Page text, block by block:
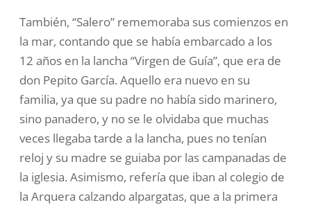
También, “Salero” rememoraba sus comienzos en
la mar, contando que se había embarcado a los
12 años en la lancha “Virgen de Guía”, que era de
don Pepito García. Aquello era nuevo en su
familia, ya que su padre no había sido marinero,
sino panadero, y no se le olvidaba que muchas
veces llegaba tarde a la lancha, pues no tenían
reloj y su madre se guiaba por las campanadas de
la iglesia. Asimismo, refería que iban al colegio de
la Arquera calzando alpargatas, que a la primera